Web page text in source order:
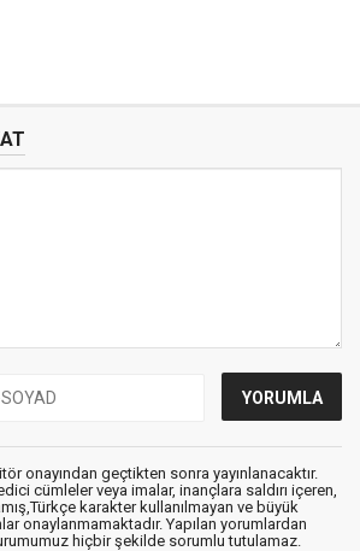
onayından geçtikten sonra yayınlanacaktır.
cümleler veya imalar, inançlara saldırı içeren,
karakter kullanılmayan ve büyük
onaylanmamaktadır. Yapılan yorumlardan
hiçbir şekilde sorumlu tutulamaz.